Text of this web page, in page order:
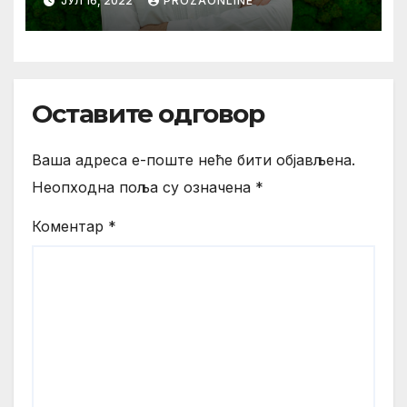
planeti
Оставите одговор
Ваша адреса е-поште неће бити објављена.
Неопходна поља су означена *
Коментар *